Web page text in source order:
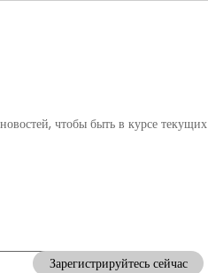
чтобы быть в курсе текущих
Зарегистрируйтесь сейчас